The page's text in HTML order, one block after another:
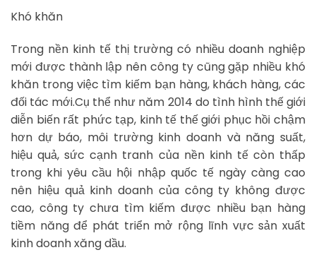
Khó khăn
Trong nền kinh tế thị trường có nhiều doanh nghiệp
mới được thành lập nên công ty cũng gặp nhiều khó
khăn trong việc tìm kiếm bạn hàng, khách hàng, các
đối tác mới.Cụ thể như năm 2014 do tình hình thế giới
diễn biến rất phức tạp, kinh tế thế giới phục hồi chậm
hơn dự báo, môi trường kinh doanh và năng suất,
hiệu quả, sức cạnh tranh của nền kinh tế còn thấp
trong khi yêu cầu hội nhập quốc tế ngày càng cao
nên hiệu quả kinh doanh của công ty không được
cao, công ty chưa tìm kiếm được nhiều bạn hàng
tiềm năng để phát triển mở rộng lĩnh vực sản xuất
kinh doanh xăng dầu.